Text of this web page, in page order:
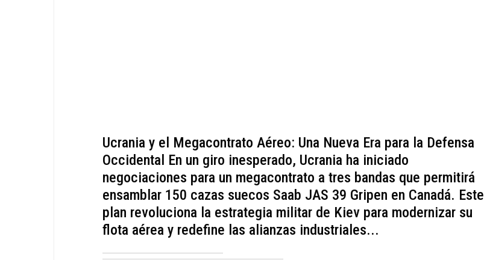
Ucrania y el Megacontrato Aéreo: Una Nueva Era para la Defensa
Occidental En un giro inesperado, Ucrania ha iniciado
negociaciones para un megacontrato a tres bandas que permitirá
ensamblar 150 cazas suecos Saab JAS 39 Gripen en Canadá. Este
plan revoluciona la estrategia militar de Kiev para modernizar su
flota aérea y redefine las alianzas industriales...